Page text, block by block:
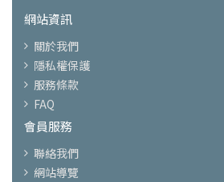
網站資訊
關於我們
隱私權保護
服務條款
FAQ
會員服務
聯絡我們
網站導覽